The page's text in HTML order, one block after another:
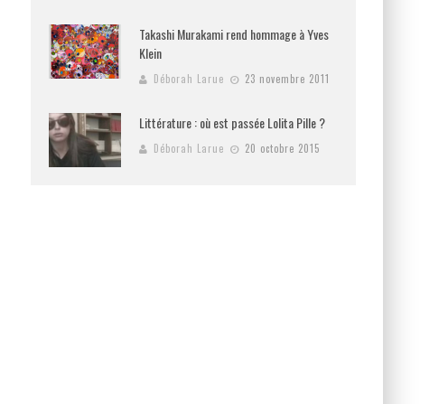
Takashi Murakami rend hommage à Yves
Klein
Déborah Larue 23 novembre 2011
Littérature : où est passée Lolita Pille ?
Déborah Larue 20 octobre 2015